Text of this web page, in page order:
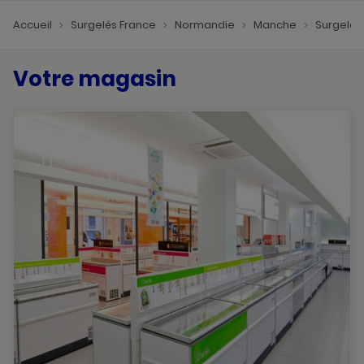
Accueil Surgelés France Normandie Manche Surgelés
Votre magasin